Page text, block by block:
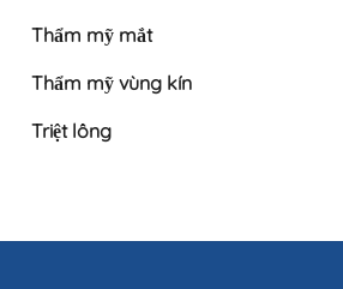
Thẩm mỹ mắt
Thẩm mỹ vùng kín
Triệt lông